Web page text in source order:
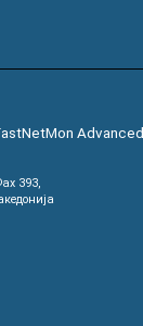
Advanced
393,